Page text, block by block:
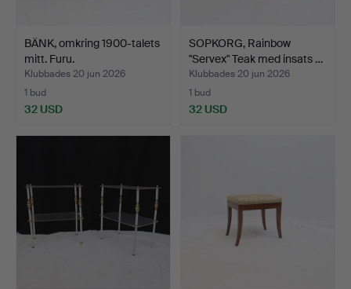
BÄNK, omkring 1900-talets
mitt. Furu.
Klubbades 20 jun 2026
1 bud
32 USD
SOPKORG, Rainbow
"Servex" Teak med insats …
Klubbades 20 jun 2026
1 bud
32 USD